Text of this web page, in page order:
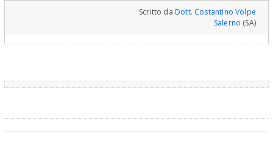
Scritto daDott. Costantino Volpe
Salerno (SA)